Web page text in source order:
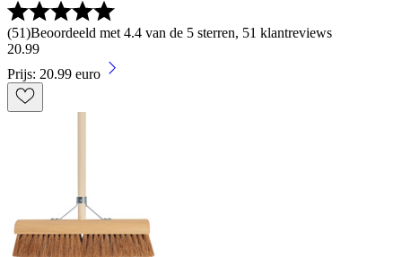
(51)Beoordeeld met 4.4 van de 5 sterren, 51 klantreviews
20.99
Prijs: 20.99 euro